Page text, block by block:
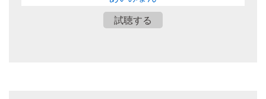
試聴する